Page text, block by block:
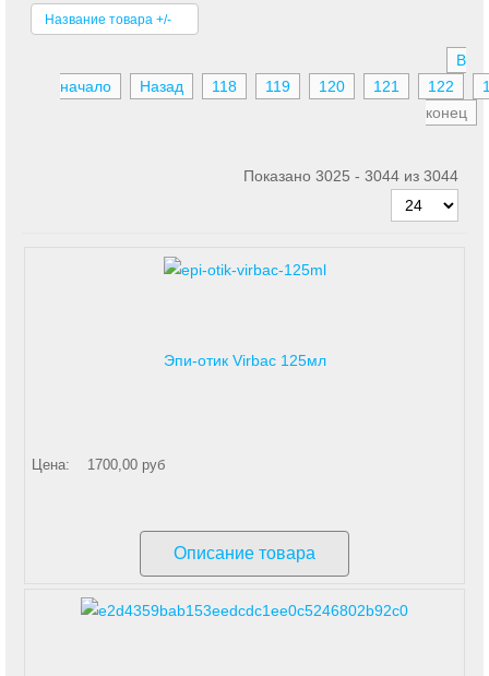
Название товара +/-
В
начало
Назад 118 119 120 121 122
конец
Показано 3025 - 3044 из 3044
Эпи-отик Virbac 125мл
Цена: 1700,00 руб
Описание товара